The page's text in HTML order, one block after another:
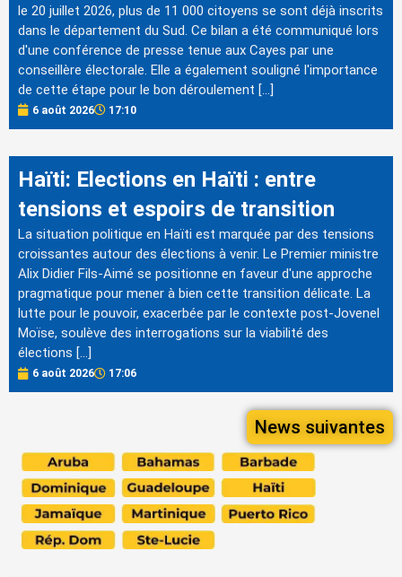
le 20 juillet 2026, plus de 11 000 citoyens se sont déjà inscrits
dans le département du Sud. Ce bilan a été communiqué lors
d'une conférence de presse tenue aux Cayes par une
conseillère électorale. Elle a également souligné l'importance
de cette étape pour le bon déroulement […]
6 août 2026 17:10
Haïti: Elections en Haïti : entre
tensions et espoirs de transition
La situation politique en Haïti est marquée par des tensions
croissantes autour des élections à venir. Le Premier ministre
Alix Didier Fils-Aimé se positionne en faveur d'une approche
pragmatique pour mener à bien cette transition délicate. La
lutte pour le pouvoir, exacerbée par le contexte post-Jovenel
Moïse, soulève des interrogations sur la viabilité des
élections […]
6 août 2026 17:06
News suivantes